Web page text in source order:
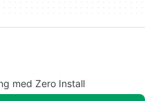
med Zero Install